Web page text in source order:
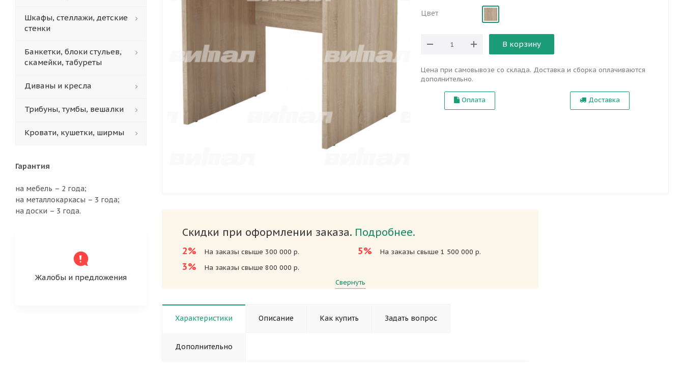
Цвет
В корзину
Цена при самовывозе со склада. Доставка и сборка оплачиваются
дополнительно.
Оплата Доставка
Скидки при оформлении заказа. Подробнее.
2% На заказы свыше 300 000 р.
3% На заказы свыше 800 000 р.
5% На заказы свыше 1 500 000 р.
Свернуть
Характеристики Описание Как купить Задать вопрос
Дополнительно
Шкафы, стеллажи, детские
стенки
Банкетки, блоки стульев,
скамейки, табуреты
Диваны и кресла
Трибуны, тумбы, вешалки
Кровати, кушетки, ширмы
Гарантия
на мебель – 2 года;
на металлокаркасы – 3 года;
на доски – 3 года.
Жалобы и предложения